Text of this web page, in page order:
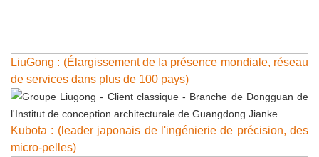
LiuGong : (Élargissement de la présence mondiale, réseau
de services dans plus de 100 pays)
Kubota : (leader japonais de l'ingénierie de précision, des
micro-pelles)